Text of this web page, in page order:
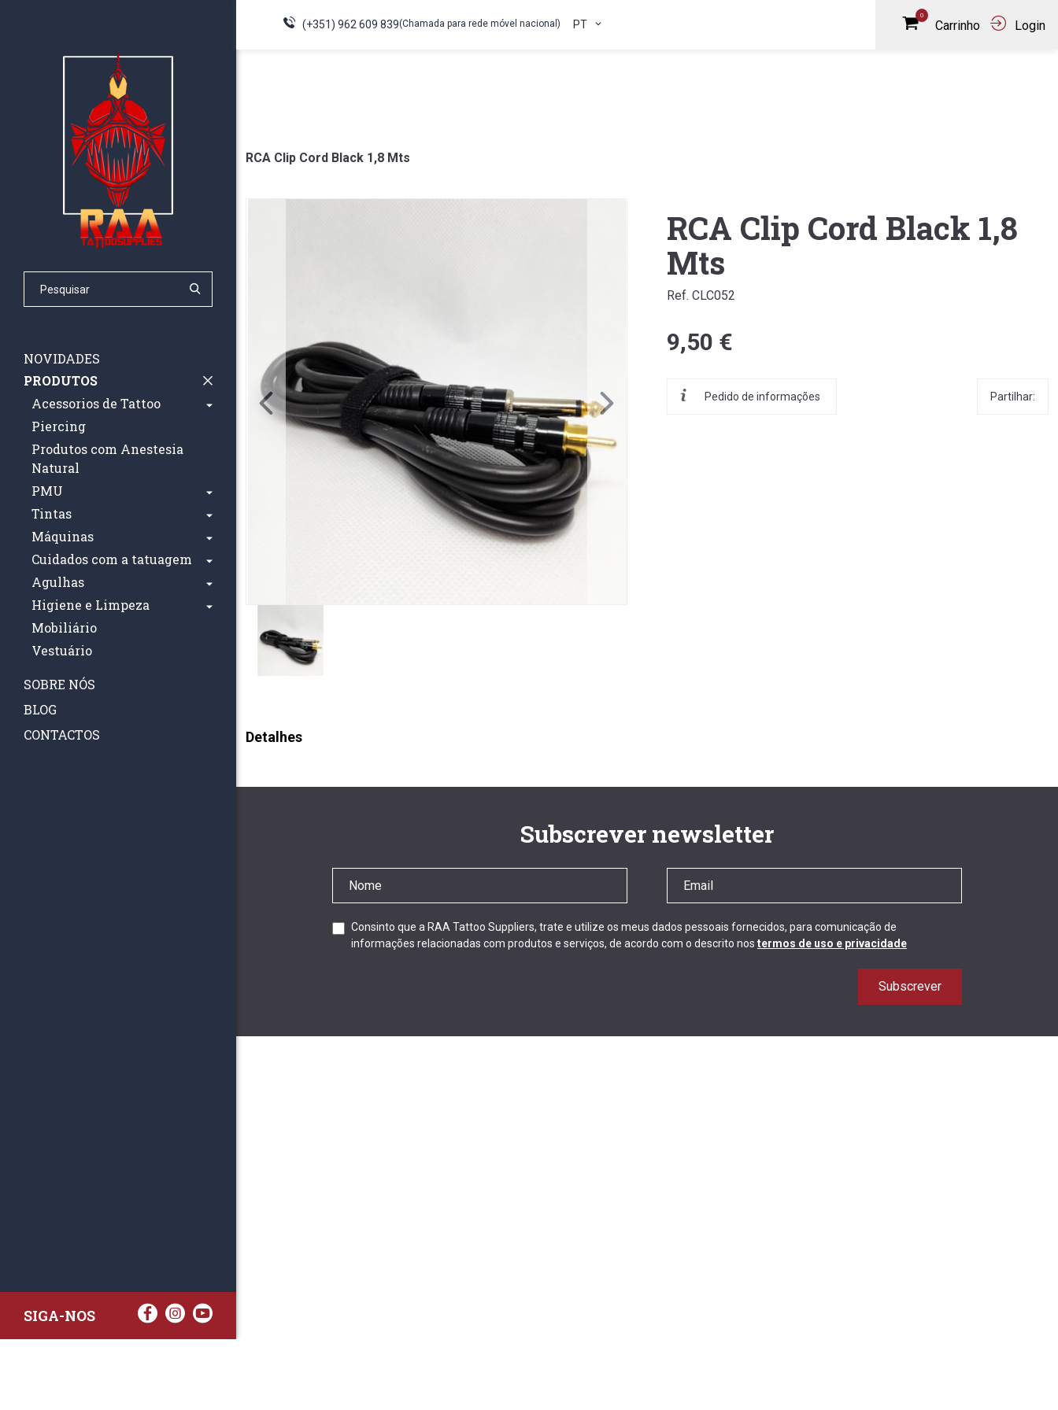
NOVIDADES
PRODUTOS
Acessorios de Tattoo
Piercing
Produtos com Anestesia
Natural
PMU
Tintas
Máquinas
Cuidados com a tatuagem
Agulhas
Higiene e Limpeza
Mobiliário
Vestuário
SOBRE NÓS
BLOG
CONTACTOS
SIGA-NOS
(+351) 962 609 839(Chamada para rede móvel nacional) PT
0
Carrinho Login
RCA Clip Cord Black 1,8 Mts
RCA Clip Cord Black 1,8
Mts
Ref. CLC052
9,50 €
Pedido de informações Partilhar:
Detalhes
Subscrever newsletter
Consinto que a RAA Tattoo Suppliers, trate e utilize os meus dados pessoais fornecidos, para comunicação de
informações relacionadas com produtos e serviços, de acordo com o descrito nos termos de uso e privacidade
Subscrever